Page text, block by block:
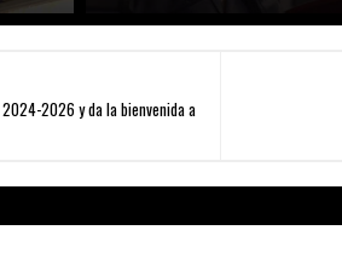
2024-2026 y da la bienvenida a